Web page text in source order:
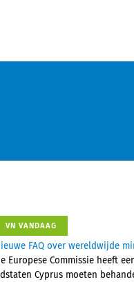
VN VANDAAG
FAQ over wereldwijde
Europese Commissie heeft
Cyprus moeten